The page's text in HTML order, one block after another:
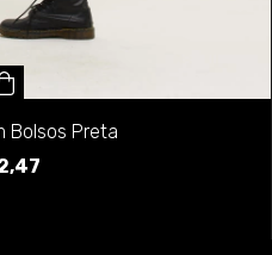
Bolsos Preta